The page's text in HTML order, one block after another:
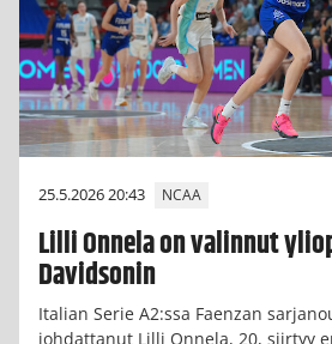
25.5.2026 20:43 NCAA
Lilli Onnela on valinnut
Davidsonin
Italian Serie A2:ssa Faenzan
johdattanut Lilli Onnela, 20, siirtyy